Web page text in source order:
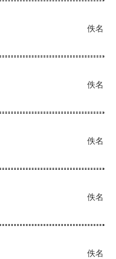
佚名
佚名
佚名
佚名
佚名